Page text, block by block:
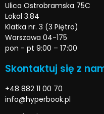
Ulica Ostrobramska 75C
Lokal 3.84
Klatka nr. 3 (3 Piętro)
Warszawa 04-175
pon - pt 9:00 – 17:00
Skontaktuj się z
+48 882 11 00 70
info@hyperbook.pl